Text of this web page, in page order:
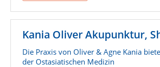
Kania Oliver Akupunktur,
Die Praxis von Oliver & Agne Kania
der Ostasiatischen Medizin